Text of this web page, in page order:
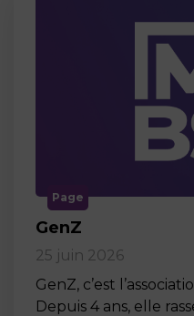
Page
GenZ
25 juin 2026
GenZ, c’est
Depuis 4 ans, elle